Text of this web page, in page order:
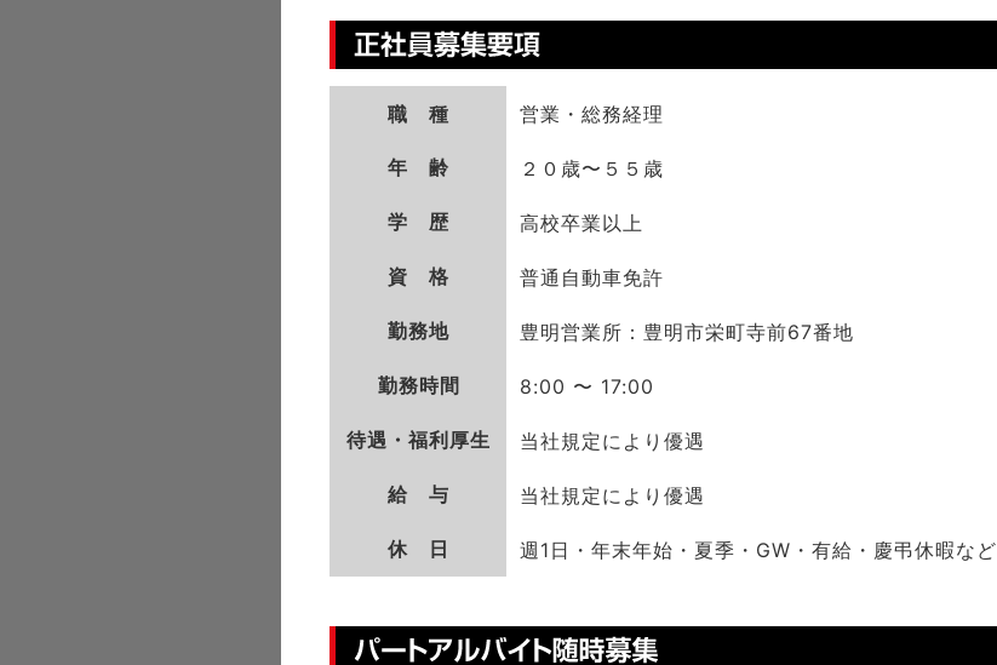
職 種 営業・総務経理
年 齢 ２０歳〜５５歳
学 歴 高校卒業以上
資 格 普通自動車免許
勤務地 豊明営業所：豊明市栄町寺前67番地
勤務時間 8:00 〜 17:00
待遇・福利厚生 当社規定により優遇
給 与 当社規定により優遇
休 日 週1日・年末年始・夏季・GW・有給・慶弔休暇など